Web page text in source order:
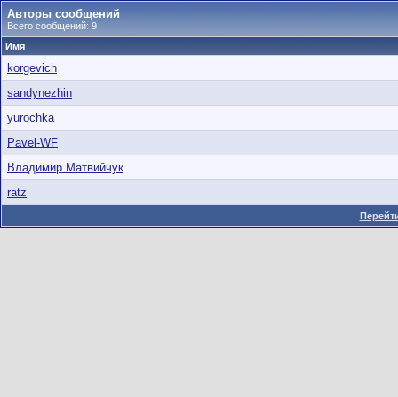
Авторы сообщений
Всего сообщений: 9
Имя
korgevich
sandynezhin
yurochka
Pavel-WF
Владимир Матвийчук
ratz